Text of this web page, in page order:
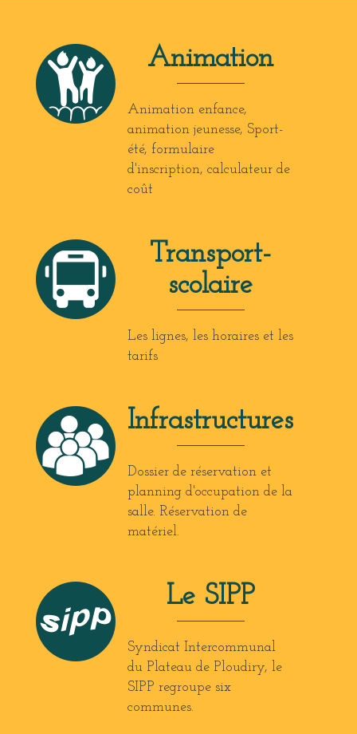
Animation
Animation enfance,
animation jeunesse, Sport-
été, formulaire
d'inscription, calculateur de
coût
Transport-
scolaire
Les lignes, les horaires et les
tarifs
Infrastructures
Dossier de réservation et
planning d'occupation de la
salle. Réservation de
matériel.
Le SIPP
Syndicat Intercommunal
du Plateau de Ploudiry, le
SIPP regroupe six
communes.